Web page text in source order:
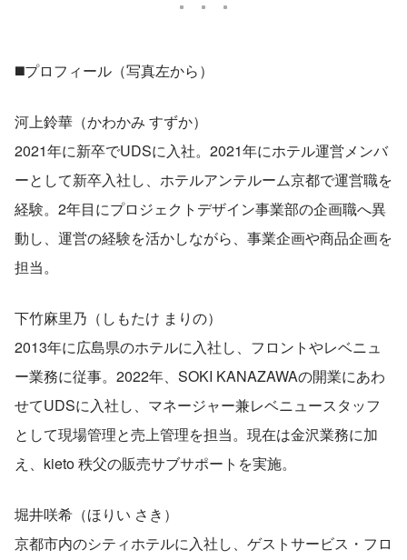
◼️プロフィール（写真左から）
河上鈴華（かわかみ すずか）
2021年に新卒でUDSに入社。2021年にホテル運営メンバ
ーとして新卒入社し、ホテルアンテルーム京都で運営職を
経験。2年目にプロジェクトデザイン事業部の企画職へ異
動し、運営の経験を活かしながら、事業企画や商品企画を
担当。
下竹麻里乃（しもたけ まりの）
2013年に広島県のホテルに入社し、フロントやレベニュ
ー業務に従事。2022年、SOKI KANAZAWAの開業にあわ
せてUDSに入社し、マネージャー兼レベニュースタッフ
として現場管理と売上管理を担当。現在は金沢業務に加
え、kieto 秩父の販売サブサポートを実施。
堀井咲希（ほりい さき）
京都市内のシティホテルに入社し、ゲストサービス・フロ